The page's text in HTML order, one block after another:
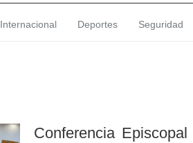
Internacional Deportes Seguridad
Conferencia